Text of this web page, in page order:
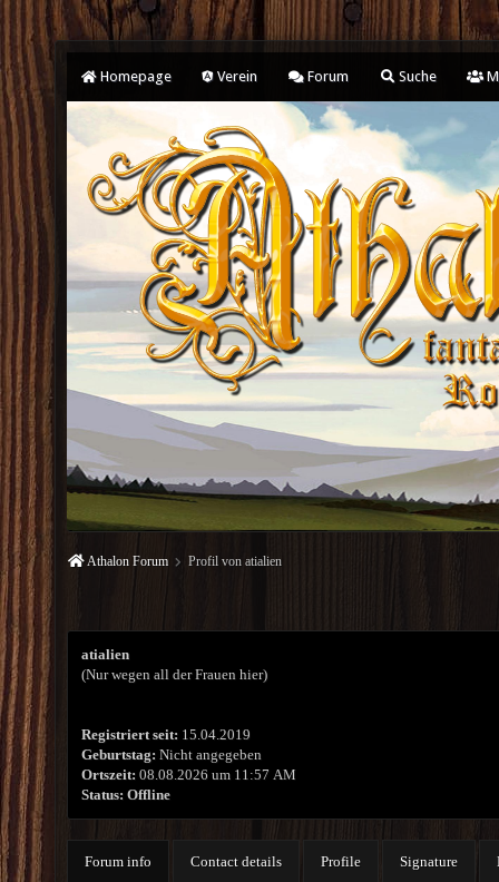
Homepage Verein Forum Suche
Athalon Forum Profil von atialien
atialien
(Nur wegen all der Frauen hier)
Registriert seit: 15.04.2019
Geburtstag: Nicht angegeben
Ortszeit: 08.08.2026 um 11:57 AM
Status: Offline
Forum info Contact details Profile Signature